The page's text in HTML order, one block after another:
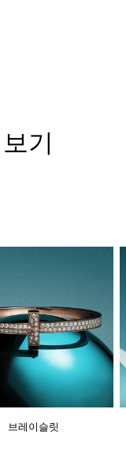
기
브레이슬릿